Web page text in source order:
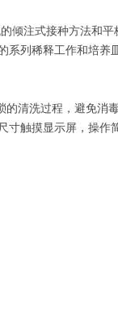
倾注式接种方法和
列稀释工作和培养
清洗过程，避免消
寸触摸显示屏，操作